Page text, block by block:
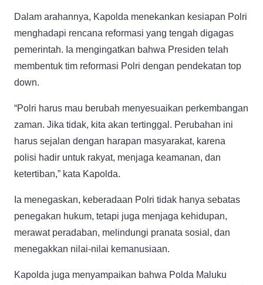
Dalam arahannya, Kapolda menekankan kesiapan Polri
menghadapi rencana reformasi yang tengah digagas
pemerintah. Ia mengingatkan bahwa Presiden telah
membentuk tim reformasi Polri dengan pendekatan top
down.
“Polri harus mau berubah menyesuaikan perkembangan
zaman. Jika tidak, kita akan tertinggal. Perubahan ini
harus sejalan dengan harapan masyarakat, karena
polisi hadir untuk rakyat, menjaga keamanan, dan
ketertiban,” kata Kapolda.
Ia menegaskan, keberadaan Polri tidak hanya sebatas
penegakan hukum, tetapi juga menjaga kehidupan,
merawat peradaban, melindungi pranata sosial, dan
menegakkan nilai-nilai kemanusiaan.
Kapolda juga menyampaikan bahwa Polda Maluku